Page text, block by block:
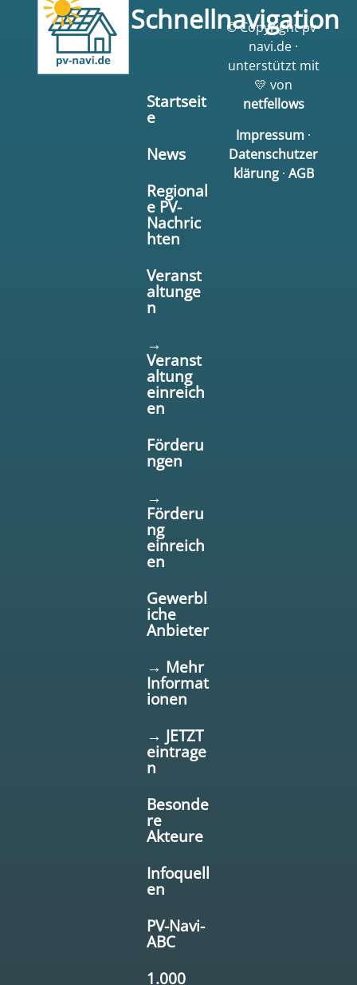
Schnellnavigation
Startseit
e
News
Regional
e PV-
Nachric
hten
Veranst
altunge
n
→
Veranst
altung
einreich
en
Förderu
ngen
→
Förderu
ng
einreich
en
Gewerbl
iche
Anbieter
→ Mehr
Informat
ionen
→ JETZT
eintrage
n
Besonde
re
Akteure
Infoquell
en
PV-Navi-
ABC
1.000
© Copyright pv-
navi.de ·
unterstützt mit
💛 von
netfellows
Impressum ·
Datenschutzer
klärung· AGB